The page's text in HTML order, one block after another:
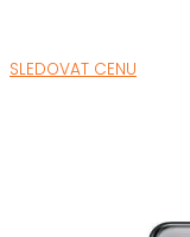
SLEDOVAT CENU